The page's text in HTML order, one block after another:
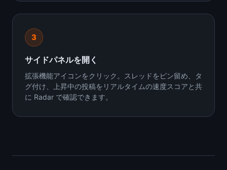
3
サイドパネルを開く
拡張機能アイコンをクリック。スレッドをピン留め、タ
グ付け、上昇中の投稿をリアルタイムの速度スコアと共
に Radar で確認できます。